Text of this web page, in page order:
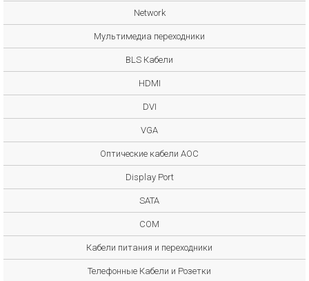
Network
Мультимедиа переходники
BLS Кабели
HDMI
DVI
VGA
Оптические кабели AOC
Display Port
SATA
COM
Кабели питания и переходники
Телефонные Кабели и Розетки